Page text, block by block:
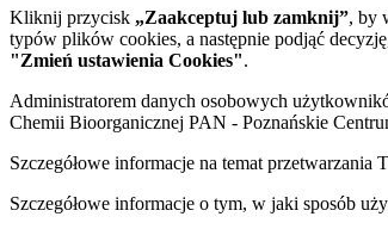
Kliknij przycisk „Zaakceptuj lub zamknij”, by
typów plików cookies, a następnie podjąć
"Zmień ustawienia Cookies".
Administratorem danych osobowych
Chemii Bioorganicznej PAN - Poznańskie
Szczegółowe informacje na temat przetwarzania
Szczegółowe informacje o tym, w jaki sposób